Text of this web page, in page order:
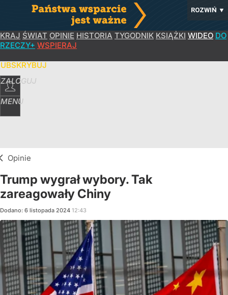
ROZWIŃ ▼
KRAJ ŚWIAT OPINIE HISTORIA TYGODNIK KSIĄŻKI WIDEO DO
RZECZY+ WSPIERAJ
ZALOGUJ
MENU
Opinie
Trump wygrał wybory. Tak
zareagowały Chiny
Dodano: 6 listopada 2024 12:43